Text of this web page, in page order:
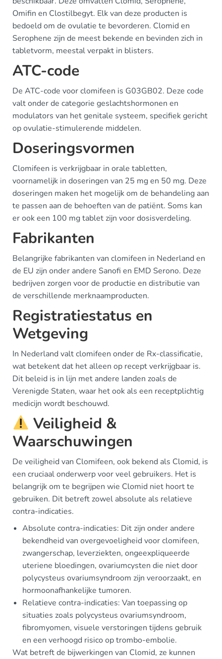
Omifin en Clostilbegyt. Elk van deze producten is
bedoeld om de ovulatie te bevorderen. Clomid en
Serophene zijn de meest bekende en bevinden zich in
tabletvorm, meestal verpakt in blisters.
ATC-code
De ATC-code voor clomifeen is G03GB02. Deze code
valt onder de categorie geslachtshormonen en
modulators van het genitale systeem, specifiek gericht
op ovulatie-stimulerende middelen.
Doseringsvormen
Clomifeen is verkrijgbaar in orale tabletten,
voornamelijk in doseringen van 25 mg en 50 mg. Deze
doseringen maken het mogelijk om de behandeling aan
te passen aan de behoeften van de patiënt. Soms kan
er ook een 100 mg tablet zijn voor dosisverdeling.
Fabrikanten
Belangrijke fabrikanten van clomifeen in Nederland en
de EU zijn onder andere Sanofi en EMD Serono. Deze
bedrijven zorgen voor de productie en distributie van
de verschillende merknaamproducten.
Registratiestatus en
Wetgeving
In Nederland valt clomifeen onder de Rx-classificatie,
wat betekent dat het alleen op recept verkrijgbaar is.
Dit beleid is in lijn met andere landen zoals de
Verenigde Staten, waar het ook als een receptplichtig
medicijn wordt beschouwd.
Veiligheid &
Waarschuwingen
De veiligheid van Clomifeen, ook bekend als Clomid, is
een cruciaal onderwerp voor veel gebruikers. Het is
belangrijk om te begrijpen wie Clomid niet hoort te
gebruiken. Dit betreft zowel absolute als relatieve
contra-indicaties.
Absolute contra-indicaties: Dit zijn onder andere
bekendheid van overgevoeligheid voor clomifeen,
zwangerschap, leverziekten, ongeexpliqueerde
uteriene bloedingen, ovariumcysten die niet door
polycysteus ovariumsyndroom zijn veroorzaakt, en
hormoonafhankelijke tumoren.
Relatieve contra-indicaties: Van toepassing op
situaties zoals polycysteus ovariumsyndroom,
fibromyomen, visuele verstoringen tijdens gebruik
en een verhoogd risico op trombo-embolie.
Wat betreft de bijwerkingen van Clomid, ze kunnen